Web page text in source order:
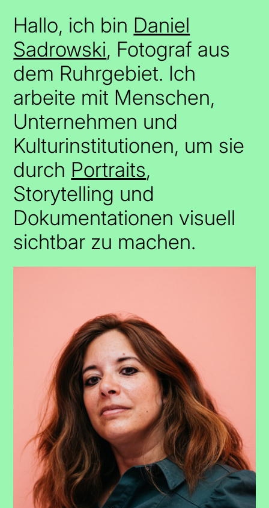
Hallo, ich bin Daniel
Sadrowski, Fotograf aus
dem Ruhrgebiet. Ich
arbeite mit Menschen,
Unternehmen und
Kulturinstitutionen, um sie
durch Portraits,
Storytelling und
Dokumentationen visuell
sichtbar zu machen.